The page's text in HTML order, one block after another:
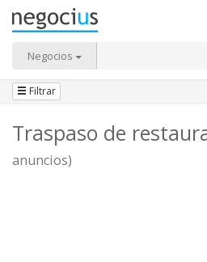
Negocios
Filtrar
Traspaso de
anuncios)